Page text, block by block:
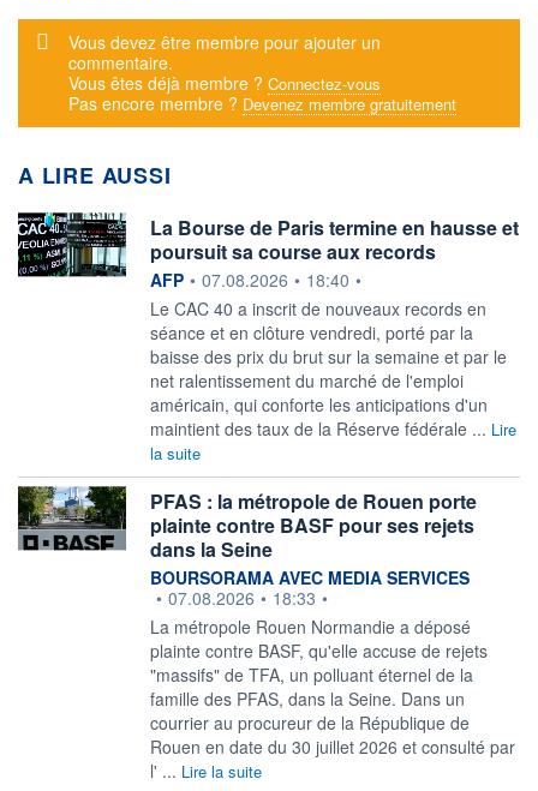
Message d'alerte
Vous devez être membre pour ajouter un
commentaire.
Vous êtes déjà membre ? Connectez-vous
Pas encore membre ? Devenez membre gratuitement
A LIRE AUSSI
La Bourse de Paris termine en hausse et
poursuit sa course aux records
information fournie par
AFP • 07.08.2026 • 18:40 •
Le CAC 40 a inscrit de nouveaux records en
séance et en clôture vendredi, porté par la
baisse des prix du brut sur la semaine et par le
net ralentissement du marché de l'emploi
américain, qui conforte les anticipations d'un
maintient des taux de la Réserve fédérale ... Lire
la suite
PFAS : la métropole de Rouen porte
plainte contre BASF pour ses rejets
dans la Seine
information fournie par
BOURSORAMA AVEC MEDIA SERVICES
• 07.08.2026 • 18:33 •
La métropole Rouen Normandie a déposé
plainte contre BASF, qu'elle accuse de rejets
"massifs" de TFA, un polluant éternel de la
famille des PFAS, dans la Seine. Dans un
courrier au procureur de la République de
Rouen en date du 30 juillet 2026 et consulté par
l' ... Lire la suite